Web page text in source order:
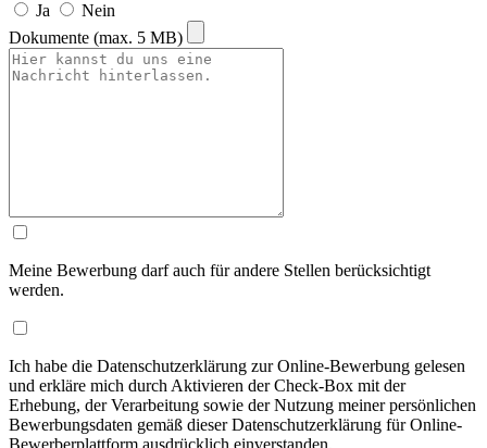
Ja
Nein
Dokumente (max. 5 MB)
Meine Bewerbung darf auch für andere Stellen berücksichtigt
werden.
Ich habe die Datenschutzerklärung zur Online-Bewerbung gelesen
und erkläre mich durch Aktivieren der Check-Box mit der
Erhebung, der Verarbeitung sowie der Nutzung meiner persönlichen
Bewerbungsdaten gemäß dieser Datenschutzerklärung für Online-